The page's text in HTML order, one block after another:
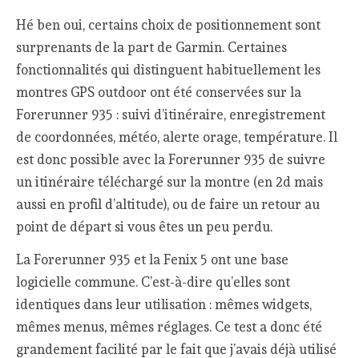
Hé ben oui, certains choix de positionnement sont
surprenants de la part de Garmin. Certaines
fonctionnalités qui distinguent habituellement les
montres GPS outdoor ont été conservées sur la
Forerunner 935 : suivi d’itinéraire, enregistrement
de coordonnées, météo, alerte orage, température. Il
est donc possible avec la Forerunner 935 de suivre
un itinéraire téléchargé sur la montre (en 2d mais
aussi en profil d’altitude), ou de faire un retour au
point de départ si vous êtes un peu perdu.
La Forerunner 935 et la Fenix 5 ont une base
logicielle commune. C’est-à-dire qu’elles sont
identiques dans leur utilisation : mêmes widgets,
mêmes menus, mêmes réglages. Ce test a donc été
grandement facilité par le fait que j’avais déjà utilisé